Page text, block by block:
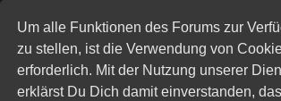
Um alle Funktionen des Forums zur
zu stellen, ist die Verwendung von
erforderlich. Mit der Nutzung unserer
erklärst Du Dich damit einverstanden,